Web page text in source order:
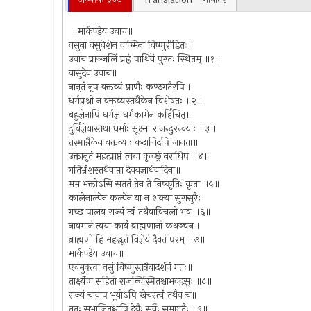
॥मार्कण्डेय उवाच॥
वसुना वसुवेशेन वाग्मिना विष्णुरीडितः॥
उवाच प्राञ्जलिं प्रह्वं पार्थिवं पुरतः स्थितम् ॥१॥
वासुदेव उवाच॥
नानृतं नृप वक्तव्यं प्राणैः कण्ठगतैरपि॥
धर्मप्रश्नो न वक्तव्यस्तथैकेन विशेषतः ॥२॥
बहुज्ञेनापि धर्मज्ञ धर्मकामेन कर्हिचित्॥
दुर्विज्ञेयास्तथा धर्माः सूक्ष्मा राजन्दुरन्वयाः ॥३॥
तस्मान्नैकेन वक्तव्याः कदाचिदपि जानता॥
उक्तानृतं महत्प्राप्तं त्वया कृच्छ्रं नराधिप ॥४॥
गतिभ्रंशस्तथैवाप्ता देवयज्ञार्थवादिना॥
मम भक्तोऽसि सततं तेन ते निष्कृतिः कृता ॥५॥
कालेनाल्पेन कल्पेन या न शक्या सुरासुरैः॥
गच्छ पालय राज्यं त्वं तथैवाविचलो भव ॥६॥
नावमानं त्वया कार्यं ब्राह्मणानां कथञ्चन॥
ब्राह्मणो हि महद्भूतं विज्ञेयं दैवतं परम् ॥७॥
मार्कण्डेय उवाच॥
एवमुक्त्वा वसुं विष्णुस्तत्रैवादर्शनं गतः॥
तार्क्ष्येण सहितो राजन्विस्मितश्चाभवद्वसुः ॥८॥
राज्यं चावाप भूयोऽपि खेचरत्वं तथैव च॥